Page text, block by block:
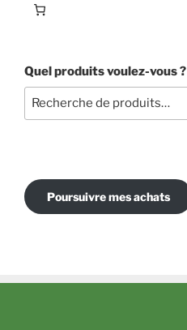
Quel produits voulez-vous ?
Poursuivre mes achats